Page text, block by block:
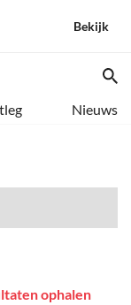
Bekijk
Nieuws
ophalen